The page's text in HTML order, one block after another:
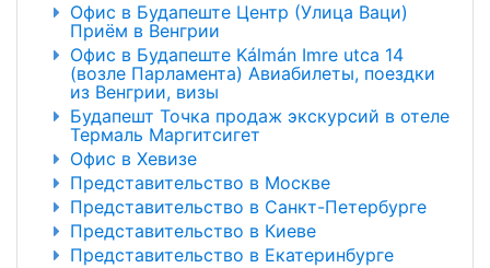
Офис в Будапеште Центр (Улица Ваци)
Приём в Венгрии
Офис в Будапеште Kálmán Imre utca 14
(возле Парламента) Авиабилеты, поездки
из Венгрии, визы
Будапешт Точка продаж экскурсий в отеле
Термаль Маргитсигет
Офис в Хевизе
Представительство в Москве
Представительство в Санкт-Петербурге
Представительство в Киеве
Представительство в Екатеринбурге